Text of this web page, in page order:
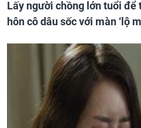
Lấy người chồng lớn tuổi
hôn cô dâu sốc với màn ‘lộ